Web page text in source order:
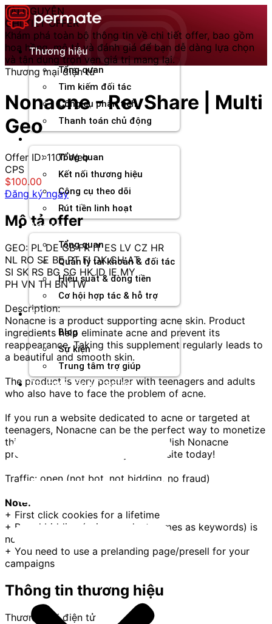
Chuyển
đến
nội
dungThương hiệu
Tổng quan
Tìm kiếm đối tác
Công cụ phân tích
Thanh toán chủ động
Tổng quan
Kết nối thương hiệu
Công cụ theo dõi
Rút tiền linh hoạt
Agency
Tổng quan
Quản lý tài khoản & đối tác
Hiệu suất & dòng tiền
Cơ hội hợp tác & hỗ trợ
Tài nguyên
Blog
Sự kiện
Trung tâm trợ giúp
Chương Trình Creator
TÀI NGUYÊN
CHI TIẾT OFFER
Khám phá toàn bộ thông tin về chi tiết offer, bao gồm
hoa hồng, mô tả và đánh giá để bạn dễ dàng lựa chọn
và tận dụng trọn vẹn giá trị mang lại.
Thương mại điện tử
Nonacne - RevShare | Multi
Geo
Offer ID: 1101 Web
CPS
$100.00
Đăng ký ngay
Mô tả offer
GEO: PL DE GB FR IT ES LV CZ HR
NL RO SE BE PT FI DK CH AT
SI SK RS BG SG HK ID IE MY
PH VN TH BN TW
Description:
Nonacne is a product supporting acne skin. Product
ingredients help eliminate acne and prevent its
reappearance. Taking this supplement regularly leads to
a beautiful and smooth skin.
The product is very popular with teenagers and adults
who also have to face the problem of acne.
If you run a website dedicated to acne or targeted at
teenagers, Nonacne can be the perfect way to monetize
this traffic. Do not hesitate and publish Nonacne
promotional materials on your website today!
Traffic: open (not bot, not bidding, no fraud)
Note:
+ First click cookies for a lifetime
+ Brand bidding (using product names as keywords) is
not allowed
+ You need to use a prelanding page/presell for your
campaigns
Thông tin thương hiệu
Thương mại điện tử